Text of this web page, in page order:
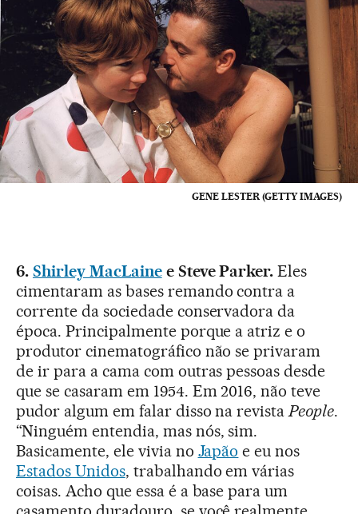
GENE LESTER (GETTY IMAGES)
6. Shirley MacLainee Steve Parker. Eles
cimentaram as bases remando contra a
corrente da sociedade conservadora da
época. Principalmente porque a atriz e o
produtor cinematográfico não se privaram
de ir para a cama com outras pessoas desde
que se casaram em 1954. Em 2016, não teve
pudor algum em falar disso na revistaPeople.
“Ninguém entendia, mas nós, sim.
Basicamente, ele vivia no Japão e eu nos
Estados Unidos, trabalhando em várias
coisas. Acho que essa é a base para um